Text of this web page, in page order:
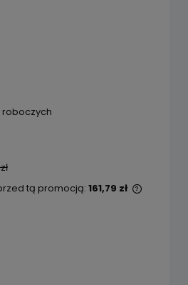
roboczych
tą promocją: 161,79 zł